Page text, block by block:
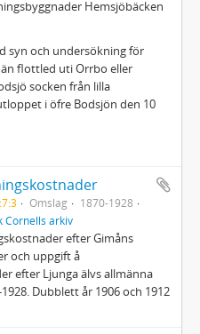
Hemsjöbäcken
syn och undersökning för
flottled uti Orrbo eller
socken från lilla
i öfre Bodsjön den 10
Omslag
1870-1928
Cornells arkiv
efter Gimåns
och uppgift å
efter Ljunga älvs allmänna
Dubblett år 1906 och 1912